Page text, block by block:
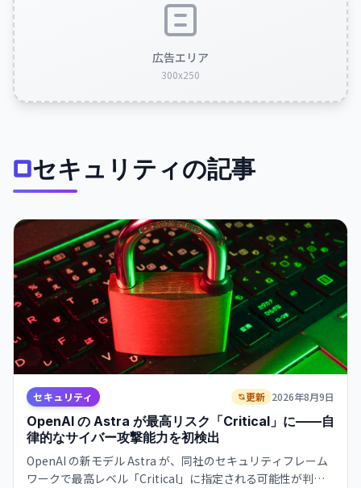
広告エリア
300x250
セキュリティの記事
セキュリティ 更新 2026年8月9日
OpenAI の Astra が最高リスク「Critical」に——自
律的なサイバー攻撃能力を初検出
OpenAI の新モデル Astra が、同社のセキュリティフレーム
ワークで最高レベル「Critical」に指定される可能性が判